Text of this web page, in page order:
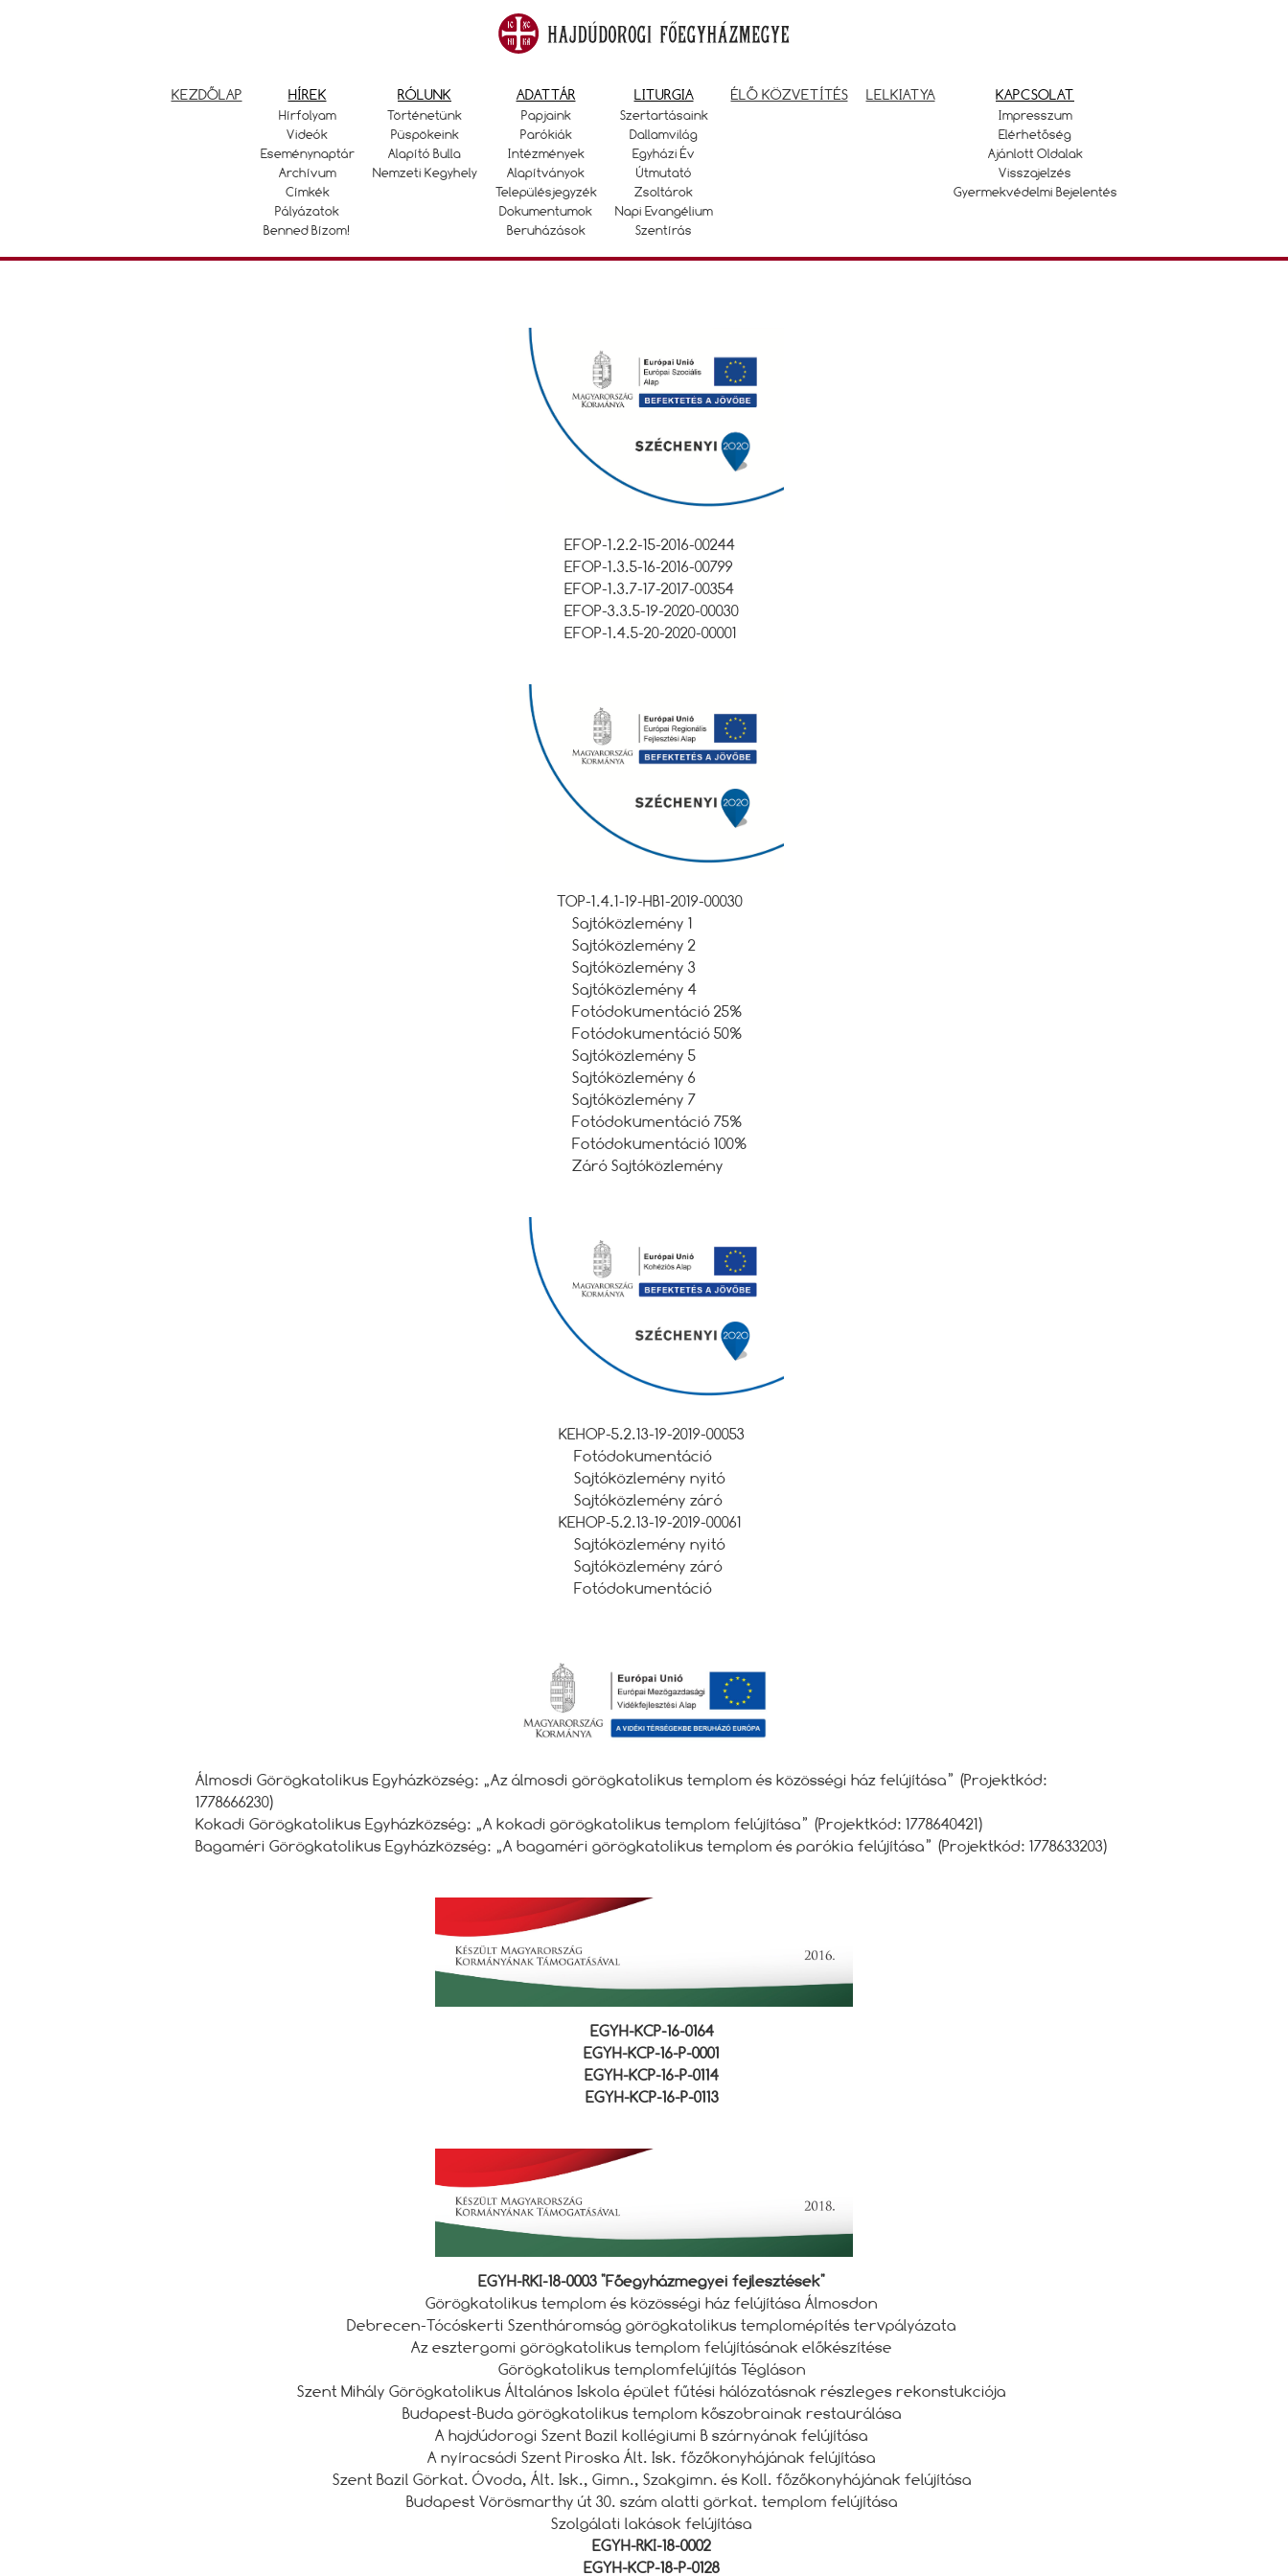
KEZDŐLAP HÍREK
Hírfolyam
Videók
Eseménynaptár
Archívum
Címkék
Pályázatok
Benned Bízom!
RÓLUNK
Történetünk
Püspökeink
Alapító Bulla
Nemzeti Kegyhely
ADATTÁR
Papjaink
Parókiák
Intézmények
Alapítványok
Településjegyzék
Dokumentumok
Beruházások
LITURGIA
Szertartásaink
Dallamvilág
Egyházi Év
Útmutató
Zsoltárok
Napi Evangélium
Szentírás
ÉLŐ KÖZVETÍTÉS LELKIATYA KAPCSOLAT
Impresszum
Elérhetőség
Ajánlott Oldalak
Visszajelzés
Gyermekvédelmi Bejelentés
EFOP-1.2.2-15-2016-00244
EFOP-1.3.5-16-2016-00799
EFOP-1.3.7-17-2017-00354
EFOP-3.3.5-19-2020-00030
EFOP-1.4.5-20-2020-00001
TOP-1.4.1-19-HB1-2019-00030
Sajtóközlemény 1
Sajtóközlemény 2
Sajtóközlemény 3
Sajtóközlemény 4
Fotódokumentáció 25%
Fotódokumentáció 50%
Sajtóközlemény 5
Sajtóközlemény 6
Sajtóközlemény 7
Fotódokumentáció 75%
Fotódokumentáció 100%
Záró Sajtóközlemény
KEHOP-5.2.13-19-2019-00053
Fotódokumentáció
Sajtóközlemény nyitó
Sajtóközlemény záró
KEHOP-5.2.13-19-2019-00061
Sajtóközlemény nyitó
Sajtóközlemény záró
Fotódokumentáció
Álmosdi Görögkatolikus Egyházközség: „Az álmosdi görögkatolikus templom és közösségi ház felújítása” (Projektkód:
1778666230)
Kokadi Görögkatolikus Egyházközség: „A kokadi görögkatolikus templom felújítása” (Projektkód: 1778640421)
Bagaméri Görögkatolikus Egyházközség: „A bagaméri görögkatolikus templom és parókia felújítása” (Projektkód: 1778633203)
EGYH-KCP-16-0164
EGYH-KCP-16-P-0001
EGYH-KCP-16-P-0114
EGYH-KCP-16-P-0113
EGYH-RKI-18-0003 "Főegyházmegyei fejlesztések"
Görögkatolikus templom és közösségi ház felújítása Álmosdon
Debrecen-Tócóskerti Szentháromság görögkatolikus templomépítés tervpályázata
Az esztergomi görögkatolikus templom felújításának előkészítése
Görögkatolikus templomfelújítás Tégláson
Szent Mihály Görögkatolikus Általános Iskola épület fűtési hálózatásnak részleges rekonstukciója
Budapest-Buda görögkatolikus templom kőszobrainak restaurálása
A hajdúdorogi Szent Bazil kollégiumi B szárnyának felújítása
A nyíracsádi Szent Piroska Ált. Isk. főzőkonyhájának felújítása
Szent Bazil Görkat. Óvoda, Ált. Isk., Gimn., Szakgimn. és Koll. főzőkonyhájának felújítása
Budapest Vörösmarthy út 30. szám alatti görkat. templom felújítása
Szolgálati lakások felújítása
EGYH-RKI-18-0002
EGYH-KCP-18-P-0128